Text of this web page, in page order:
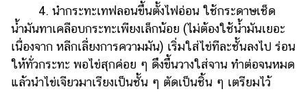
4. นำกระทะเทฟลอนขึ้นตั้งไฟอ่อน ใช้กระดาษเช็ด
น้ำมันทาเคลือบกระทะเพียงเล็กน้อย (ไม่ต้องใช้น้ำมันเยอะ
เนื่องจาก หลีกเลี่ยงการความมัน) เริ่มใส่ไข่ทีละชั้นลงไป ร่อน
ให้ทั่วกระทะ พอไข่สุกค่อย ๆ ดึงขึ้นวางใส่จาน ทำต่อจนหมด
แล้วนำไข่เจียวมาเรียงเป็นชั้น ๆ ตัดเป็นชิ้น ๆ เตรียมไว้